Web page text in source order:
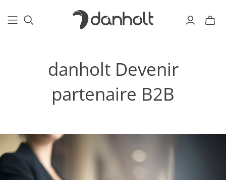
danholt Devenir
partenaire B2B